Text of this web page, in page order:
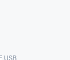
USB